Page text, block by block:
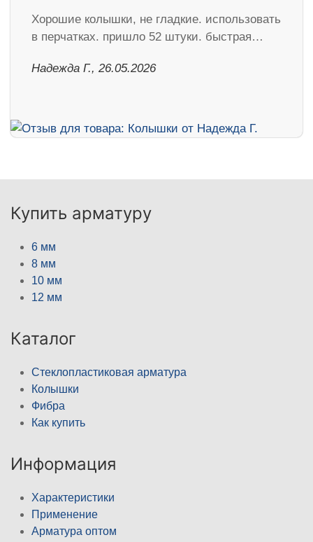
Хорошие колышки, не гладкие. использовать
в перчатках. пришло 52 штуки. быстрая…
Надежда Г., 26.05.2026
Купить арматуру
6 мм
8 мм
10 мм
12 мм
Каталог
Стеклопластиковая арматура
Колышки
Фибра
Как купить
Информация
Характеристики
Применение
Арматура оптом